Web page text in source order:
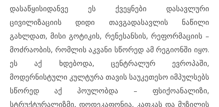
დასაწყისიდანვე ეს ქვეყნები დასავლური
ცივილიზაციის დიდი თავგადასავლის ნაწილი
გახლდათ, მისი გოტიკის, რენესანსის, რეფორმაციის –
მოძრაობის, რომლის აკვანი სწორედ ამ რეგიონში იყო.
ეს აქ ხდებოდა, ცენტრალურ ევროპაში,
მოდერნისტული კულტურა თავის საუკეთესო იმპულსებს
სწორედ აქ პოულობდა – ფსიქოანალიზი,
სტრუქტურალიზმი, დოდეკაფონია, კაფკას და მუზილის